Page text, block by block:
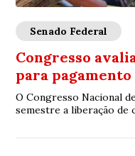
Senado Federal
Congresso
para
O Congresso Nacional
semestre a liberação de